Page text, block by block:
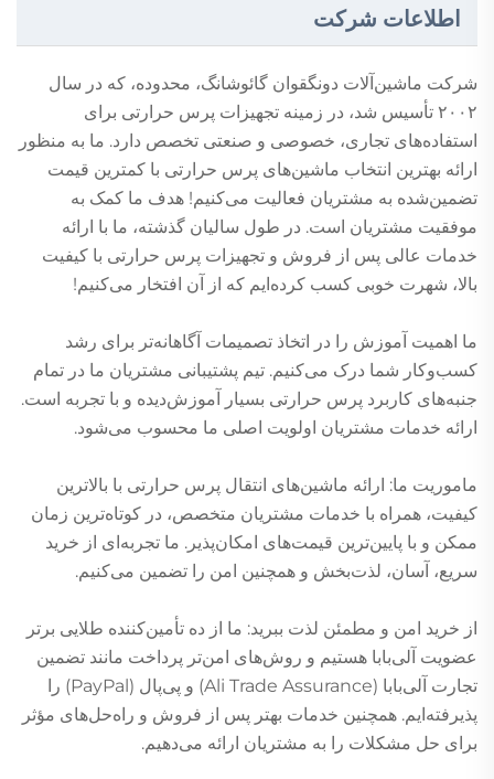
اطلاعات شرکت
شرکت ماشین‌آلات دونگقوان گائوشانگ، محدوده، که در سال
۲۰۰۲ تأسیس شد، در زمینه تجهیزات پرس حرارتی برای
استفاده‌های تجاری، خصوصی و صنعتی تخصص دارد. ما به منظور
ارائه بهترین انتخاب ماشین‌های پرس حرارتی با کمترین قیمت
تضمین‌شده به مشتریان فعالیت می‌کنیم! هدف ما کمک به
موفقیت مشتریان است. در طول سالیان گذشته، ما با ارائه
خدمات عالی پس از فروش و تجهیزات پرس حرارتی با کیفیت
بالا، شهرت خوبی کسب کرده‌ایم که از آن افتخار می‌کنیم!
ما اهمیت آموزش را در اتخاذ تصمیمات آگاهانه‌تر برای رشد
کسب‌وکار شما درک می‌کنیم. تیم پشتیبانی مشتریان ما در تمام
جنبه‌های کاربرد پرس حرارتی بسیار آموزش‌دیده و با تجربه است.
ارائه خدمات مشتریان اولویت اصلی ما محسوب می‌شود.
ماموریت ما: ارائه ماشین‌های انتقال پرس حرارتی با بالاترین
کیفیت، همراه با خدمات مشتریان متخصص، در کوتاه‌ترین زمان
ممکن و با پایین‌ترین قیمت‌های امکان‌پذیر. ما تجربه‌ای از خرید
سریع، آسان، لذت‌بخش و همچنین امن را تضمین می‌کنیم.
از خرید امن و مطمئن لذت ببرید: ما از ده تأمین‌کننده طلایی برتر
عضویت آلی‌بابا هستیم و روش‌های امن‌تر پرداخت مانند تضمین
تجارت آلی‌بابا (Ali Trade Assurance) و پی‌پال (PayPal) را
پذیرفته‌ایم. همچنین خدمات بهتر پس از فروش و راه‌حل‌های مؤثر
برای حل مشکلات را به مشتریان ارائه می‌دهیم.